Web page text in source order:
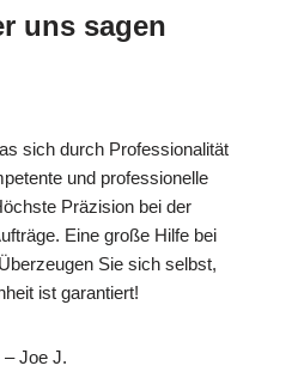
uns sagen
sich durch Professionalität
und professionelle
Präzision bei der
Eine große Hilfe bei
Sie sich selbst,
ist garantiert!
– Joe J.